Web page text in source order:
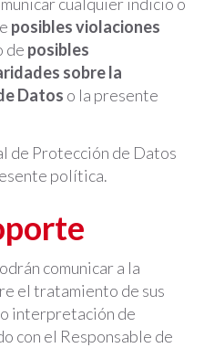
cualquier indicio o
posibles violaciones
de posibles
sobre la
Datos o la presente
de Protección de Datos
política.
comunicar a la
el tratamiento de sus
interpretación de
con el Responsable de